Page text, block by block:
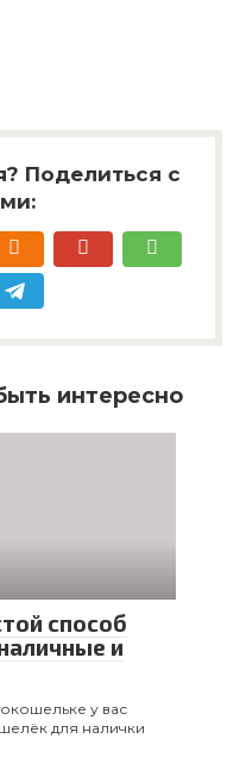
Поделиться с
интересно
способ
и
у вас
для налички